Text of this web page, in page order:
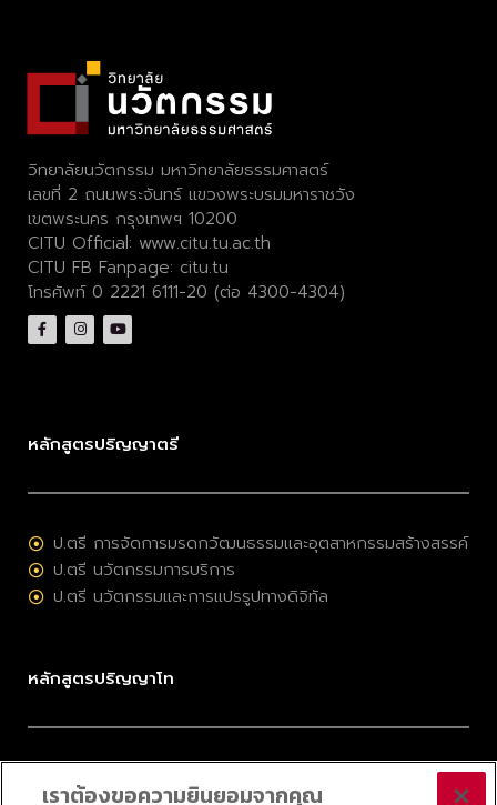
วิทยาลัยนวัตกรรม มหาวิทยาลัยธรรมศาสตร์
เลขที่ 2 ถนนพระจันทร์ แขวงพระบรมมหาราชวัง
เขตพระนคร กรุงเทพฯ 10200
CITU Official: www.citu.tu.ac.th
CITU FB Fanpage: citu.tu
โทรศัพท์ 0 2221 6111-20 (ต่อ 4300-4304)
หลักสูตรปริญญาตรี
ป.ตรี การจัดการมรดกวัฒนธรรมและอุตสาหกรรมสร้างสรรค์
ป.ตรี นวัตกรรมการบริการ
ป.ตรี นวัตกรรมและการแปรรูปทางดิจิทัล
หลักสูตรปริญญาโท
ป.โท การจัดการมรดกวัฒนธรรมและอุตสาหกรรมสร้างสรรค์
เราต้องขอความยินยอมจากคุณ